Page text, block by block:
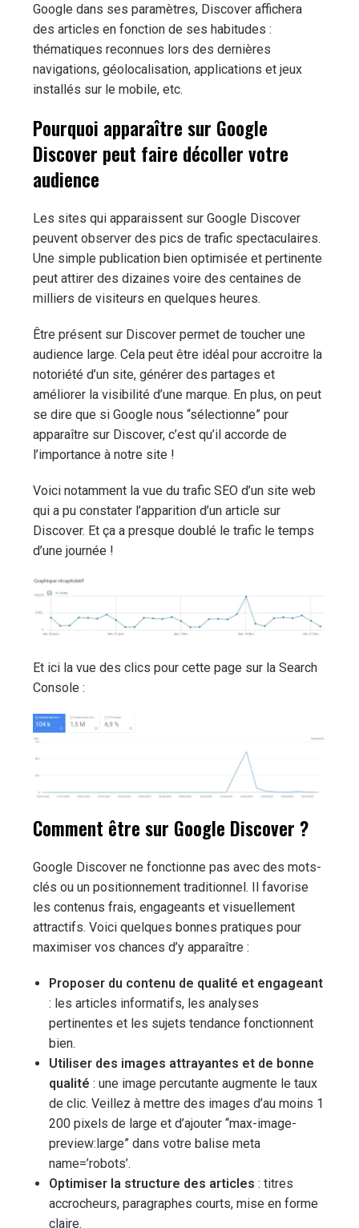
Google dans ses paramètres, Discover affichera
des articles en fonction de ses habitudes :
thématiques reconnues lors des dernières
navigations, géolocalisation, applications et jeux
installés sur le mobile, etc.
Pourquoi apparaître sur Google
Discover peut faire décoller votre
audience
Les sites qui apparaissent sur Google Discover
peuvent observer des pics de trafic spectaculaires.
Une simple publication bien optimisée et pertinente
peut attirer des dizaines voire des centaines de
milliers de visiteurs en quelques heures.
Être présent sur Discover permet de toucher une
audience large. Cela peut être idéal pour accroitre la
notoriété d’un site, générer des partages et
améliorer la visibilité d’une marque. En plus, on peut
se dire que si Google nous “sélectionne” pour
apparaître sur Discover, c’est qu’il accorde de
l’importance à notre site !
Voici notamment la vue du trafic SEO d’un site web
qui a pu constater l’apparition d’un article sur
Discover. Et ça a presque doublé le trafic le temps
d’une journée !
Et ici la vue des clics pour cette page sur la Search
Console :
Comment être sur Google Discover ?
Google Discover ne fonctionne pas avec des mots-
clés ou un positionnement traditionnel. Il favorise
les contenus frais, engageants et visuellement
attractifs. Voici quelques bonnes pratiques pour
maximiser vos chances d’y apparaître :
Proposer du contenu de qualité et engageant
: les articles informatifs, les analyses
pertinentes et les sujets tendance fonctionnent
bien.
Utiliser des images attrayantes et de bonne
qualité : une image percutante augmente le taux
de clic. Veillez à mettre des images d’au moins 1
200 pixels de large et d’ajouter “max-image-
preview:large” dans votre balise meta
name=’robots’.
Optimiser la structure des articles : titres
accrocheurs, paragraphes courts, mise en forme
claire.